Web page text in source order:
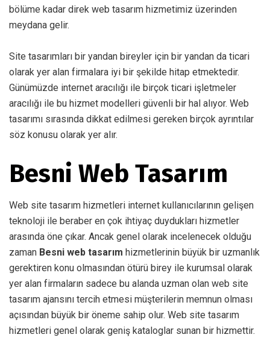
bölüme kadar direk web tasarım hizmetimiz üzerinden
meydana gelir.
Site tasarımları bir yandan bireyler için bir yandan da ticari
olarak yer alan firmalara iyi bir şekilde hitap etmektedir.
Günümüzde internet aracılığı ile birçok ticari işletmeler
aracılığı ile bu hizmet modelleri güvenli bir hal alıyor. Web
tasarımı sırasında dikkat edilmesi gereken birçok ayrıntılar
söz konusu olarak yer alır.
Besni Web Tasarım
Web site tasarım hizmetleri internet kullanıcılarının gelişen
teknoloji ile beraber en çok ihtiyaç duydukları hizmetler
arasında öne çıkar. Ancak genel olarak incelenecek olduğu
zaman Besni web tasarım hizmetlerinin büyük bir uzmanlık
gerektiren konu olmasından ötürü birey ile kurumsal olarak
yer alan firmaların sadece bu alanda uzman olan web site
tasarım ajansını tercih etmesi müşterilerin memnun olması
açısından büyük bir öneme sahip olur. Web site tasarım
hizmetleri genel olarak geniş kataloglar sunan bir hizmettir.